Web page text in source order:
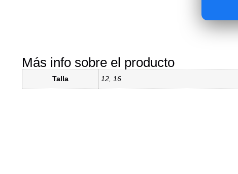
Más info sobre el producto
Talla 12, 16